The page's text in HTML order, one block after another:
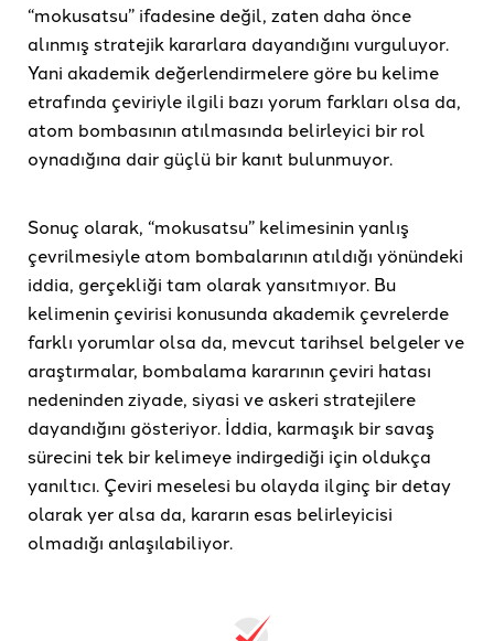
“mokusatsu” ifadesine değil, zaten daha önce
alınmış stratejik kararlara dayandığını vurguluyor.
Yani akademik değerlendirmelere göre bu kelime
etrafında çeviriyle ilgili bazı yorum farkları olsa da,
atom bombasının atılmasında belirleyici bir rol
oynadığına dair güçlü bir kanıt bulunmuyor.
Sonuç olarak, “mokusatsu” kelimesinin yanlış
çevrilmesiyle atom bombalarının atıldığı yönündeki
iddia, gerçekliği tam olarak yansıtmıyor. Bu
kelimenin çevirisi konusunda akademik çevrelerde
farklı yorumlar olsa da, mevcut tarihsel belgeler ve
araştırmalar, bombalama kararının çeviri hatası
nedeninden ziyade, siyasi ve askeri stratejilere
dayandığını gösteriyor. İddia, karmaşık bir savaş
sürecini tek bir kelimeye indirgediği için oldukça
yanıltıcı. Çeviri meselesi bu olayda ilginç bir detay
olarak yer alsa da, kararın esas belirleyicisi
olmadığı anlaşılabiliyor.